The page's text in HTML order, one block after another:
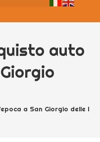
auto
a San Giorgio delle